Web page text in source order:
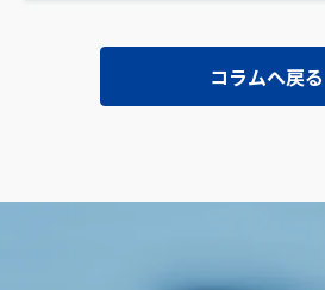
コラムへ戻る